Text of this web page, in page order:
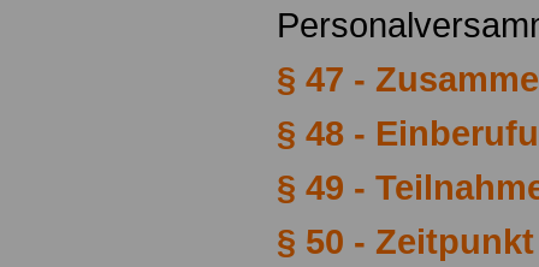
§ 47 -
§ 48 -
§ 49 -
§ 50 -